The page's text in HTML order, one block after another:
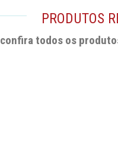
PRODUTOS
confira todos os